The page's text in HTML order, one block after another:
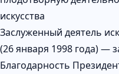
искусства
Заслуженный деятель
(26 января 1998 года) —
Благодарность